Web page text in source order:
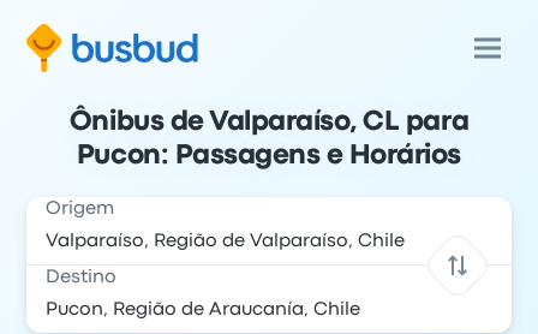
Ônibus de Valparaíso, CL para
Pucon: Passagens e Horários
Origem
Destino